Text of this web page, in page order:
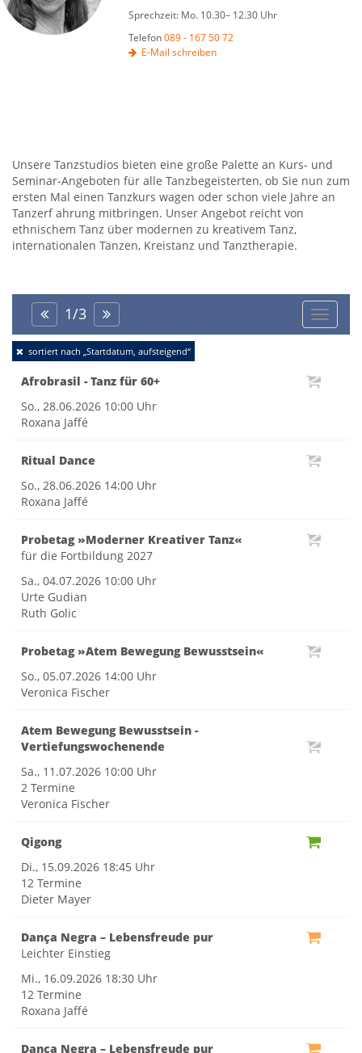
Sprechzeit: Mo. 10.30– 12.30 Uhr
Telefon089 - 167 50 72
E-Mail schreiben
Unsere Tanzstudios bieten eine große Palette an Kurs- und
Seminar-Angeboten für alle Tanzbegeisterten, ob Sie nun zum
ersten Mal einen Tanzkurs wagen oder schon viele Jahre an
Tanzerf ahrung mitbringen. Unser Angebot reicht von
ethnischem Tanz über modernen zu kreativem Tanz,
internationalen Tänzen, Kreistanz und Tanztherapie.
Toggle
1/3
sortiert nach „Startdatum, aufsteigend“
Afrobrasil - Tanz für 60+
So., 28.06.2026 10:00 Uhr
Roxana Jaffé
Ritual Dance
So., 28.06.2026 14:00 Uhr
Roxana Jaffé
Probetag »Moderner Kreativer Tanz«
für die Fortbildung 2027
Sa., 04.07.2026 10:00 Uhr
Urte Gudian
Ruth Golic
Probetag »Atem Bewegung Bewusstsein«
So., 05.07.2026 14:00 Uhr
Veronica Fischer
Atem Bewegung Bewusstsein -
Vertiefungswochenende
Sa., 11.07.2026 10:00 Uhr
2 Termine
Veronica Fischer
Qigong
Di., 15.09.2026 18:45 Uhr
12 Termine
Dieter Mayer
Dança Negra – Lebensfreude pur
Leichter Einstieg
Mi., 16.09.2026 18:30 Uhr
12 Termine
Roxana Jaffé
Dança Negra – Lebensfreude pur